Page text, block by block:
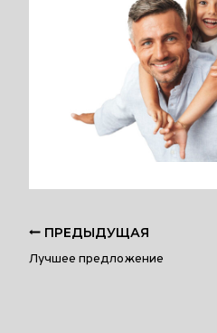
ПРЕДЫДУЩАЯ
Лучшее предложение